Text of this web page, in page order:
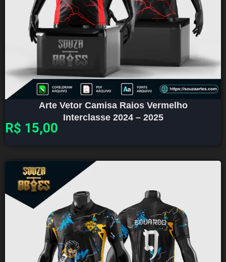
Arte Vetor Camisa Raios Vermelho
Interclasse 2024 – 2025
R$ 15,00